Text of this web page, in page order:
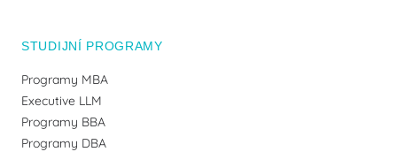
STUDIJNÍ PROGRAMY
Programy MBA
Executive LLM
Programy BBA
Programy DBA